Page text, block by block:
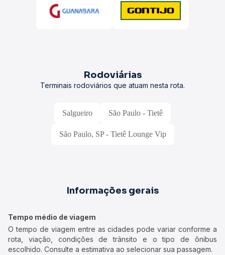
Rodoviárias
Terminais rodoviários que atuam nesta rota.
Salgueiro São Paulo - Tietê
São Paulo, SP - Tietê Lounge Vip
Informações gerais
Tempo médio de viagem
O tempo de viagem entre as cidades pode variar conforme a
rota, viação, condições de trânsito e o tipo de ônibus
escolhido. Consulte a estimativa ao selecionar sua passagem.